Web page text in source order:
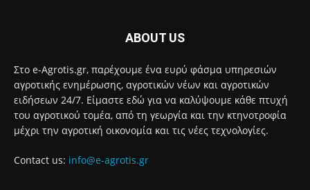
ABOUT US
Στο e-Agrotis.gr, παρέχουμε ένα ευρύ φάσμα υπηρεσιών
αγροτικής ενημέρωσης, αγροτικών νέων και αγροτικών
ειδήσεων 24/7. Είμαστε εδώ για να καλύψουμε κάθε πτυχή
του αγροτικού τομέα, από τη γεωργία και την κτηνοτροφία
μέχρι την αγροτική οικονομία και τις νέες τεχνολογίες.
Contact us: info@e-agrotis.gr